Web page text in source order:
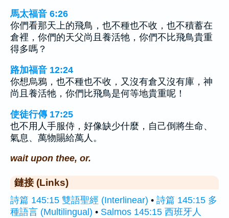
馬太福音 6:26
你們看那天上的飛鳥，也不種也不收，也不積蓄在
倉裡，你們的天父尚且養活牠，你們不比飛鳥貴重
得多嗎？
路加福音 12:24
你想烏鴉，也不種也不收，又沒有倉又沒有庫，神
尚且養活牠，你們比飛鳥是何等地貴重呢！
使徒行傳 17:25
也不用人手服侍，好像缺少什麼，自己倒將生命、
氣息、萬物賜給萬人。
wait upon thee, or.
鏈接 (Links)
詩篇 145:15 雙語聖經 (Interlinear) • 詩篇 145:15 多
種語言 (Multilingual) • Salmos 145:15 西班牙人